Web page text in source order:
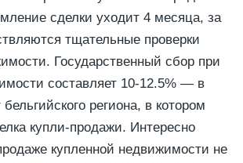
сделки уходит 4 месяца, за
тщательные проверки
Государственный сбор при
составляет 10-12.5% — в
региона, в котором
купли-продажи. Интересно
купленной недвижимости не